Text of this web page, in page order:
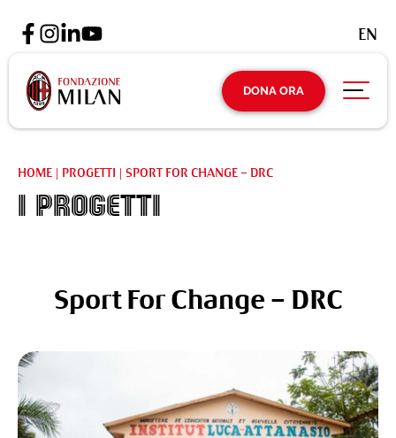
DONA ORA
EN
HOME | PROGETTI | SPORT FOR CHANGE – DRC
I Progetti
Sport For Change – DRC